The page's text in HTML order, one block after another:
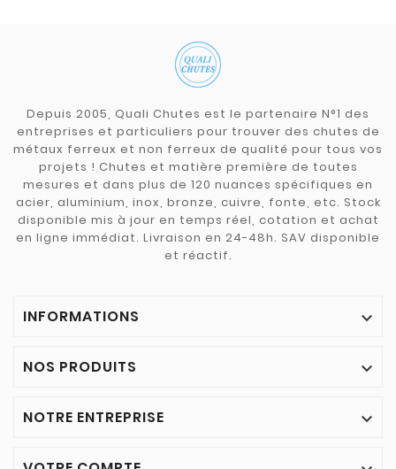
Depuis 2005, Quali Chutes est le partenaire N°1 des
entreprises et particuliers pour trouver des chutes de
métaux ferreux et non ferreux de qualité pour tous vos
projets ! Chutes et matière première de toutes
mesures et dans plus de 120 nuances spécifiques en
acier, aluminium, inox, bronze, cuivre, fonte, etc. Stock
disponible mis à jour en temps réel, cotation et achat
en ligne immédiat. Livraison en 24-48h. SAV disponible
et réactif.
INFORMATIONS 
NOS PRODUITS 
NOTRE ENTREPRISE 